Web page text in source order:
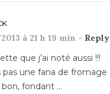
à 21 h 19 min - Reply
que j’ai noté aussi !!!
une fana de fromage
bon, fondant …